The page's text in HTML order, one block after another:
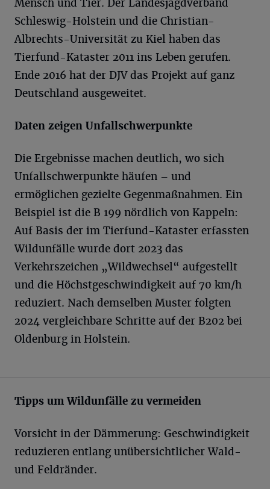
Mensch und Tier. Der Landesjagdverband
Schleswig-Holstein und die Christian-
Albrechts-Universität zu Kiel haben das
Tierfund-Kataster 2011 ins Leben gerufen.
Ende 2016 hat der DJV das Projekt auf ganz
Deutschland ausgeweitet.
Daten zeigen Unfallschwerpunkte
Die Ergebnisse machen deutlich, wo sich
Unfallschwerpunkte häufen – und
ermöglichen gezielte Gegenmaßnahmen. Ein
Beispiel ist die B 199 nördlich von Kappeln:
Auf Basis der im Tierfund-Kataster erfassten
Wildunfälle wurde dort 2023 das
Verkehrszeichen „Wildwechsel“ aufgestellt
und die Höchstgeschwindigkeit auf 70 km/h
reduziert. Nach demselben Muster folgten
2024 vergleichbare Schritte auf der B202 bei
Oldenburg in Holstein.
Tipps um Wildunfälle zu vermeiden
Vorsicht in der Dämmerung: Geschwindigkeit
reduzieren entlang unübersichtlicher Wald-
und Feldränder.